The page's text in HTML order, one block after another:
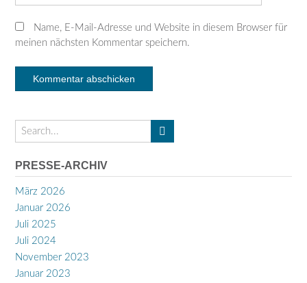
Name, E-Mail-Adresse und Website in diesem Browser für
meinen nächsten Kommentar speichern.
PRESSE-ARCHIV
März 2026
Januar 2026
Juli 2025
Juli 2024
November 2023
Januar 2023